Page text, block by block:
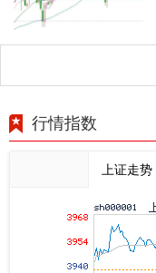
行情指数
上证走势